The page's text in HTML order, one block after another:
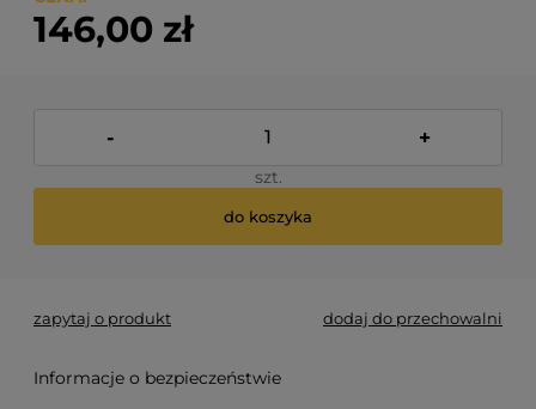
146,00 zł
- +
szt.
do koszyka
zapytaj o produkt dodaj do przechowalni
Informacje o bezpieczeństwie